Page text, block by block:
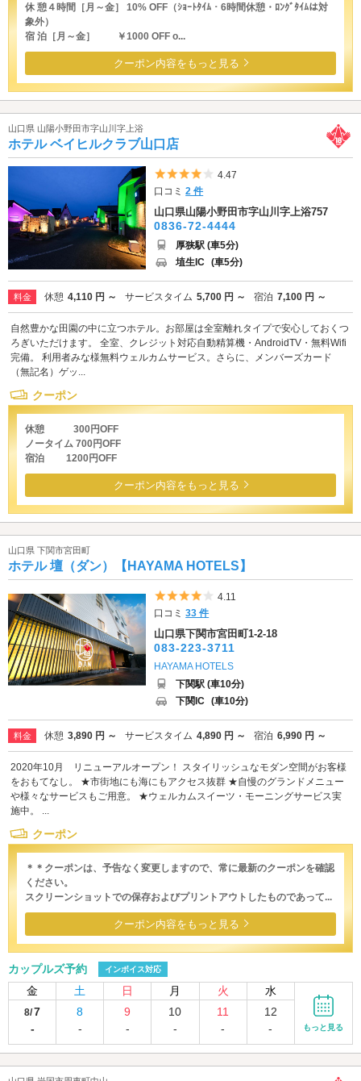
休 憩４時間［月～金］ 10% OFF（ｼｮｰﾄﾀｲﾑ・6時間休憩・ﾛﾝｸﾞﾀｲﾑは対
象外）
宿 泊［月～金］ ￥1000 OFF o...
クーポン内容をもっと見る
山口県 山陽小野田市字山川字上浴
ホテル ベイヒルクラブ山口店
5つ星のうち4
4.47
口コミ2 件
山口県山陽小野田市字山川字上浴757
0836-72-4444
厚狭駅 (車5分)
埴生IC (車5分)
料金 休憩 4,110 円 ～ サービスタイム 5,700 円 ～ 宿泊 7,100 円 ～
自然豊かな田園の中に立つホテル。お部屋は全室離れタイプで安心しておくつ
ろぎいただけます。 全室、クレジット対応自動精算機・AndroidTV・無料Wifi
完備。 利用者みな様無料ウェルカムサービス。さらに、メンバーズカード
（無記名）ゲッ...
クーポン
休憩 300円OFF
ノータイム 700円OFF
宿泊 1200円OFF
クーポン内容をもっと見る
山口県 下関市宮田町
ホテル 壇（ダン）【HAYAMA HOTELS】
5つ星のうち4
4.11
口コミ33 件
山口県下関市宮田町1-2-18
083-223-3711
HAYAMA HOTELS
下関駅 (車10分)
下関IC (車10分)
料金 休憩 3,890 円 ～ サービスタイム 4,890 円 ～ 宿泊 6,990 円 ～
2020年10月 リニューアルオープン！ スタイリッシュなモダン空間がお客様
をおもてなし。 ★市街地にも海にもアクセス抜群 ★自慢のグランドメニュー
や様々なサービスもご用意。 ★ウェルカムスイーツ・モーニングサービス実
施中。 ...
クーポン
＊＊クーポンは、予告なく変更しますので、常に最新のクーポンを確認
ください。
スクリーンショットでの保存およびプリントアウトしたものであって...
クーポン内容をもっと見る
カップルズ予約 インボイス対応
金 土 日 月 火 水
8/7
-
8
-
9
-
10
-
11
-
12
-
もっと見る